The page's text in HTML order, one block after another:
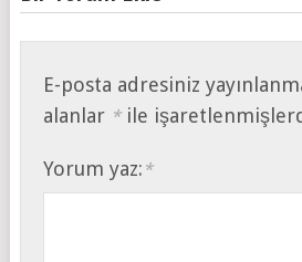
E-posta adresiniz
alanlar *ile
Yorum yaz: *